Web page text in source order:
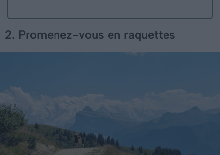
2. Promenez-vous en raquettes